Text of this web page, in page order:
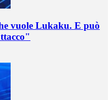
vuole Lukaku. E può